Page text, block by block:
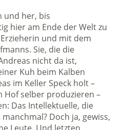
und her, bis
hier am Ende der Welt zu
und mit dem
Sie, die die
nicht da ist,
Kuh beim Kalben
im Keller Speck holt –
Hof selber produzieren –
Das Intellektuelle, die
Doch ja, gewiss,